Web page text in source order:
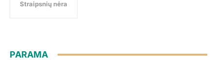
Straipsnių nėra
PARAMA